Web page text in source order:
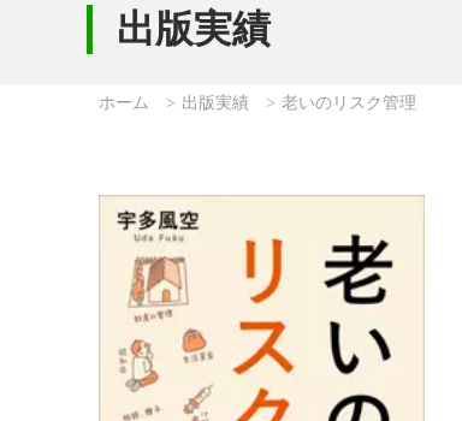
出版実績
ホーム 出版実績 老いのリスク管理